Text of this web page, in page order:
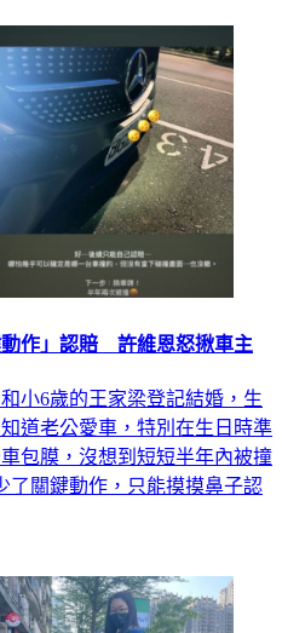
作」認賠 許維恩怒揪車主
小6歲的王家梁登記結婚，生
道老公愛車，特別在生日時準
包膜，沒想到短短半年內被撞
了關鍵動作，只能摸摸鼻子認